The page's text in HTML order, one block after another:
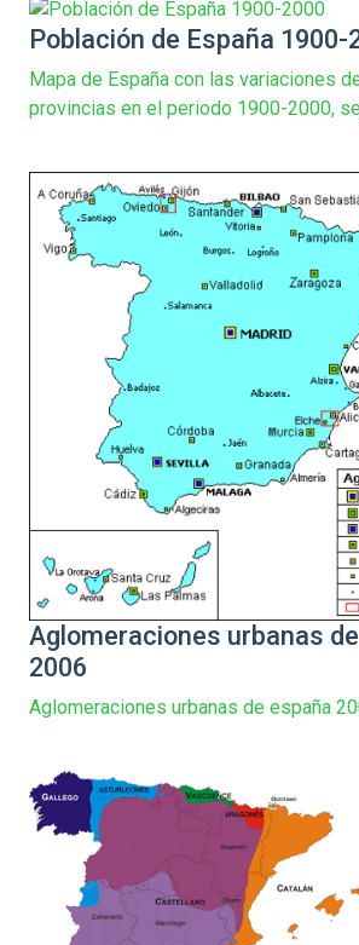
Población de España 1900-
Mapa de España con las variaciones
provincias en el periodo 1900-2000,
Aglomeraciones urbanas
2006
Aglomeraciones urbanas de españa